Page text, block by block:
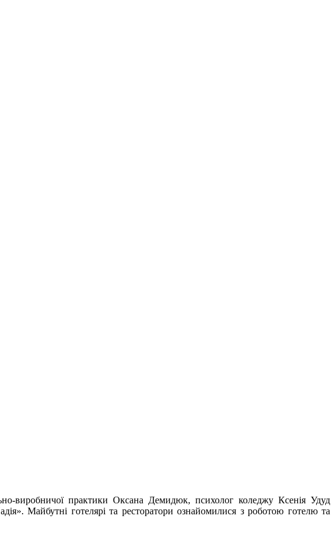
виробничої практики Оксана Демидюк, психолог коледжу Ксенія Удуд
Майбутні готелярі та ресторатори ознайомилися з роботою готелю та